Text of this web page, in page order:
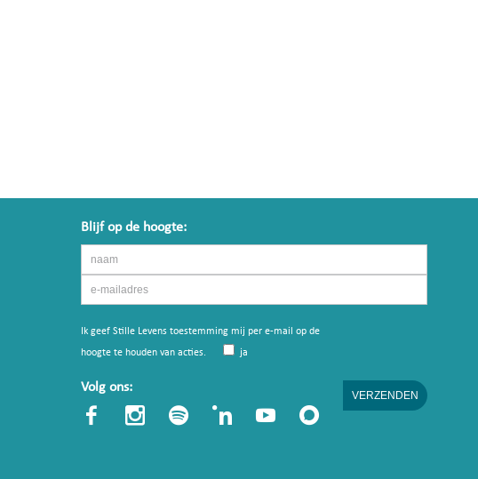
Blijf op de hoogte:
Ik geef Stille Levens toestemming mij per e-mail op de
hoogte te houden van acties.
ja
Volg ons: